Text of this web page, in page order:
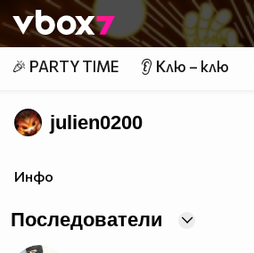
👾
🎉 PARTY TIME 👂 Клю – клю
julien0200
Инфо
Последователи